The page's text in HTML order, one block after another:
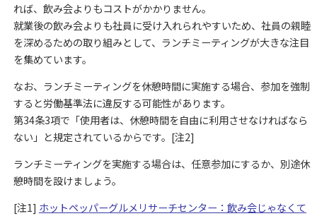
れば、飲み会よりもコストがかかりません。
就業後の飲み会よりも社員に受け入れられやすいため、社員の親睦
を深めるための取り組みとして、ランチミーティングが大きな注目
を集めています。
なお、ランチミーティングを休憩時間に実施する場合、参加を強制
すると労働基準法に違反する可能性があります。
第34条3項で「使用者は、休憩時間を自由に利用させなければなら
ない」と規定されているからです。[注2]
ランチミーティングを実施する場合は、任意参加にするか、別途休
憩時間を設けましょう。
[注1] ホットペッパーグルメリサーチセンター：飲み会じゃなくて